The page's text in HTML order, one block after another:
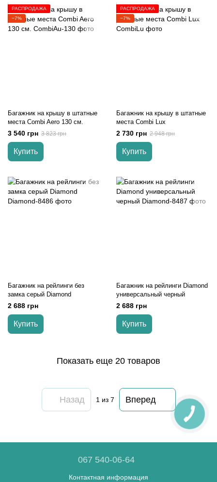
РАСПРОДАЖА
−7%
Багажник на крышу в штатные
места Combi Aero 130 см.
3 540 грн 3 823 грн
Купить
РАСПРОДАЖА
−7%
Багажник на крышу в штатные
места Combi Lux
2 730 грн 2 948 грн
Купить
Багажник на рейлинги без
замка серый Diamond
2 688 грн
Купить
Багажник на рейлинги Diamond
универсальный черный
2 688 грн
Купить
Показать еще 20 товаров
Назад 1 из 7 Вперед
067 540-06-64
Контактная информация